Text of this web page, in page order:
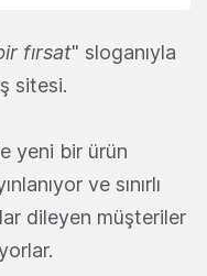
fırsat" sloganıyla
sitesi.
yeni bir ürün
ve sınırlı
dileyen müşteriler